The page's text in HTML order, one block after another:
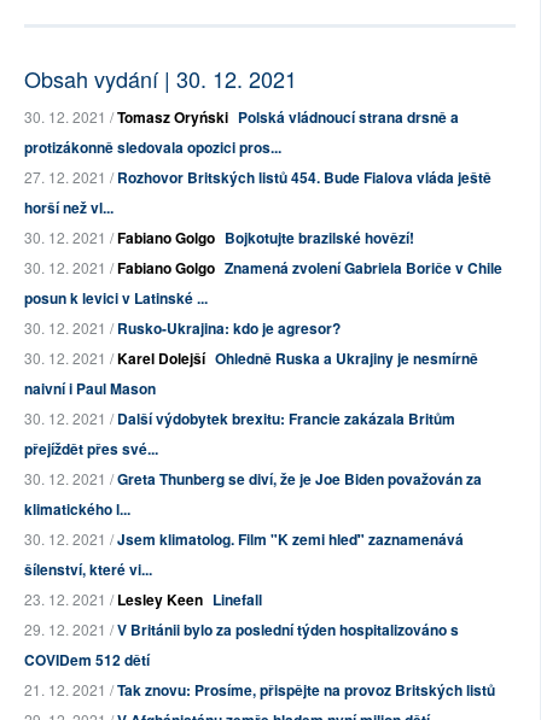
Obsah vydání | 30. 12. 2021
30. 12. 2021 /Tomasz Oryński Polská vládnoucí strana drsně a
protizákonně sledovala opozici pros...
27. 12. 2021 /Rozhovor Britských listů 454. Bude Fialova vláda ještě
horší než vl...
30. 12. 2021 /Fabiano Golgo Bojkotujte brazilské hovězí!
30. 12. 2021 /Fabiano Golgo Znamená zvolení Gabriela Boriče v Chile
posun k levici v Latinské ...
30. 12. 2021 /Rusko-Ukrajina: kdo je agresor?
30. 12. 2021 /Karel Dolejší Ohledně Ruska a Ukrajiny je nesmírně
naivní i Paul Mason
30. 12. 2021 /Další výdobytek brexitu: Francie zakázala Britům
přejíždět přes své...
30. 12. 2021 /Greta Thunberg se diví, že je Joe Biden považován za
klimatického l...
30. 12. 2021 /Jsem klimatolog. Film "K zemi hleď" zaznamenává
šílenství, které vi...
23. 12. 2021 /Lesley Keen Linefall
29. 12. 2021 /V Británii bylo za poslední týden hospitalizováno s
COVIDem 512 dětí
21. 12. 2021 /Tak znovu: Prosíme, přispějte na provoz Britských listů